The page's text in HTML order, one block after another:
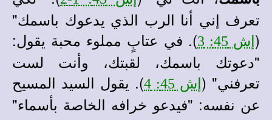
تعرف إني أنا الرب الذي يدعوك باسمك"
( إش 45: 3
). في عتابٍ مملوء محبة يقول:
"دعوتك باسمك، لقبتك، وأنت لست
تعرفني" ( إش 45: 4
). يقول السيد المسيح
عن نفسه: "فيدعو خرافه الخاصة بأسماء"